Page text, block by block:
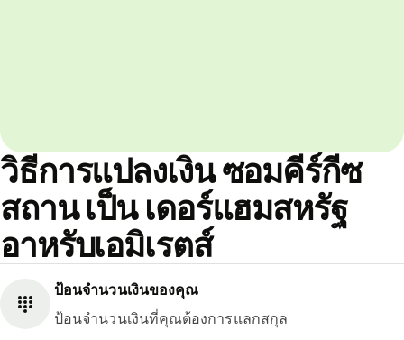
วิธีการแปลงเงิน ซอมคีร์กีซ
สถาน เป็น เดอร์แฮมสหรัฐ
อาหรับเอมิเรตส์
ป้อนจำนวนเงินของคุณ
ป้อนจำนวนเงินที่คุณต้องการแลกสกุล